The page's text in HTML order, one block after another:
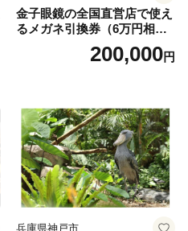
金子眼鏡の全国直営店で使え
るメガネ引換券（6万円相
当） Platinum200,000円
兵庫県神戸市